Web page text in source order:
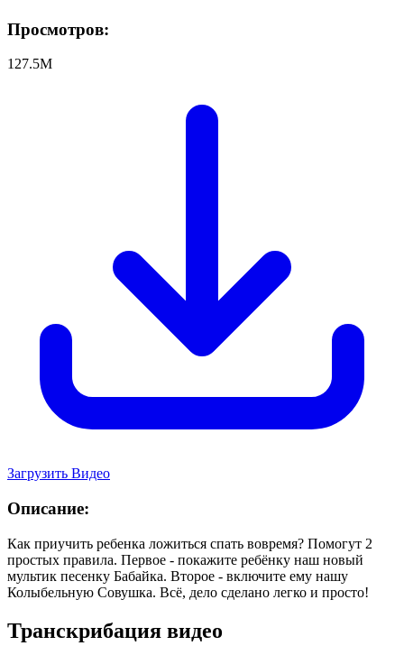
Просмотров:
127.5M
Загрузить Видео
Описание:
Как приучить ребенка ложиться спать вовремя? Помогут 2
простых правила. Первое - покажите ребёнку наш новый
мультик песенку Бабайка. Второе - включите ему нашу
Колыбельную Совушка. Всё, дело сделано легко и просто!
Транскрибация видео